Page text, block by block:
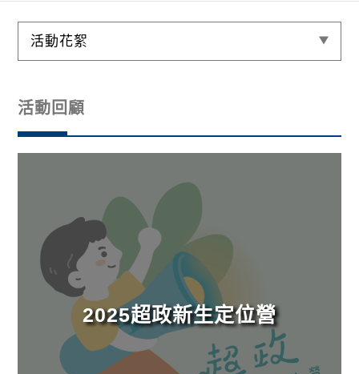
活動花絮
活動回顧
2025超政新生定位營